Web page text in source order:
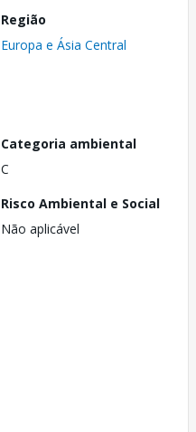
Região
Europa e Ásia Central
Categoria ambiental
C
Risco Ambiental e Social
Não aplicável